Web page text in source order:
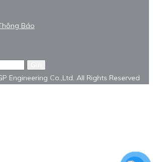
Engineering Co.,Ltd. All Rights Reserved